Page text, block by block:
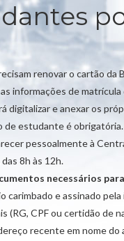
renovar o cartão da
informações de
digitalizar e anexar os
de estudante é
pessoalmente à
8h às 12h.
necessários
carimbado e assinado
(RG, CPF ou certidão de
recente em nome do